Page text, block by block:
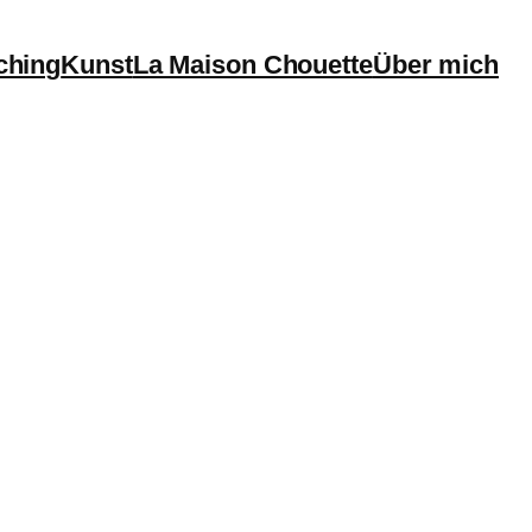
KunstLa Maison ChouetteÜber mich